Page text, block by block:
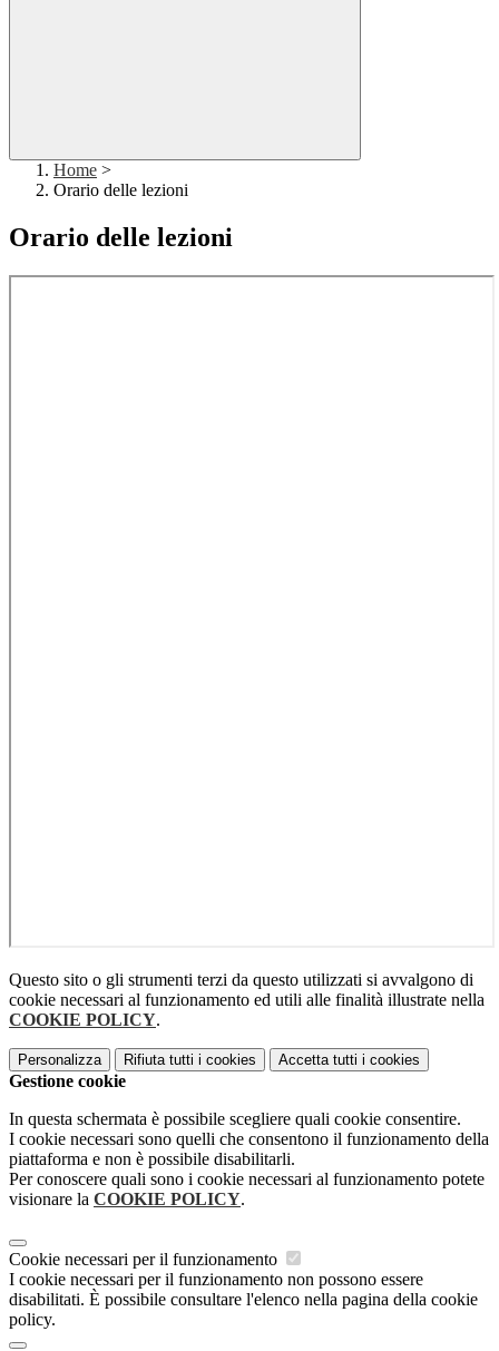
Home >
Orario delle lezioni
Orario delle lezioni
Questo sito o gli strumenti terzi da questo utilizzati si avvalgono di
cookie necessari al funzionamento ed utili alle finalità illustrate nella
COOKIE POLICY.
Personalizza Rifiuta tutti i cookies Accetta tutti i cookies
Gestione cookie
In questa schermata è possibile scegliere quali cookie consentire.
I cookie necessari sono quelli che consentono il funzionamento della
piattaforma e non è possibile disabilitarli.
Per conoscere quali sono i cookie necessari al funzionamento potete
visionare la COOKIE POLICY.
Cookie necessari per il funzionamento
I cookie necessari per il funzionamento non possono essere
disabilitati. È possibile consultare l'elenco nella pagina della cookie
policy.